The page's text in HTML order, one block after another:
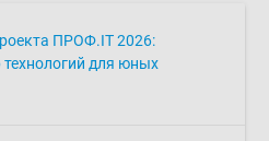
ПРОФ.IT 2026:
для юных